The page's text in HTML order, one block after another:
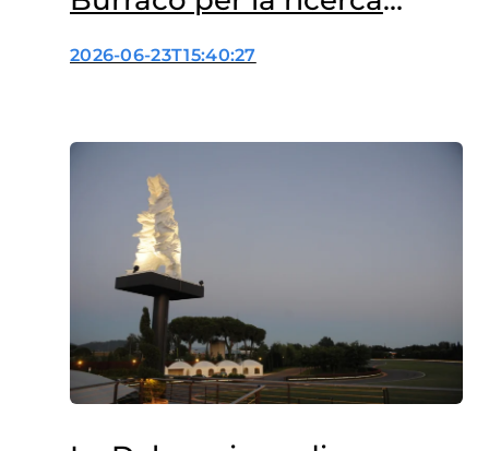
scientifica
2026-06-23T15:40:27